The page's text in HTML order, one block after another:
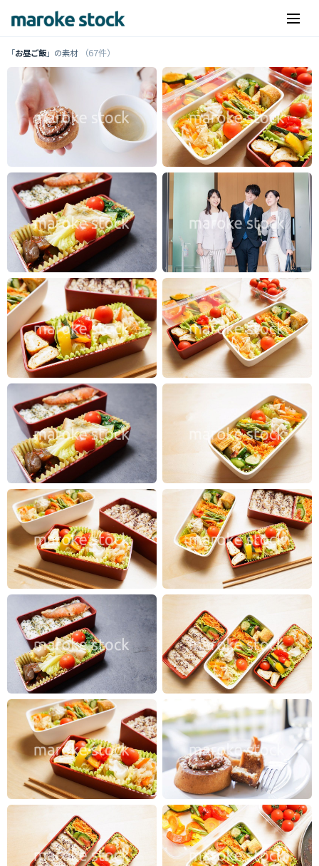
「お昼ご飯」の素材 （67件）